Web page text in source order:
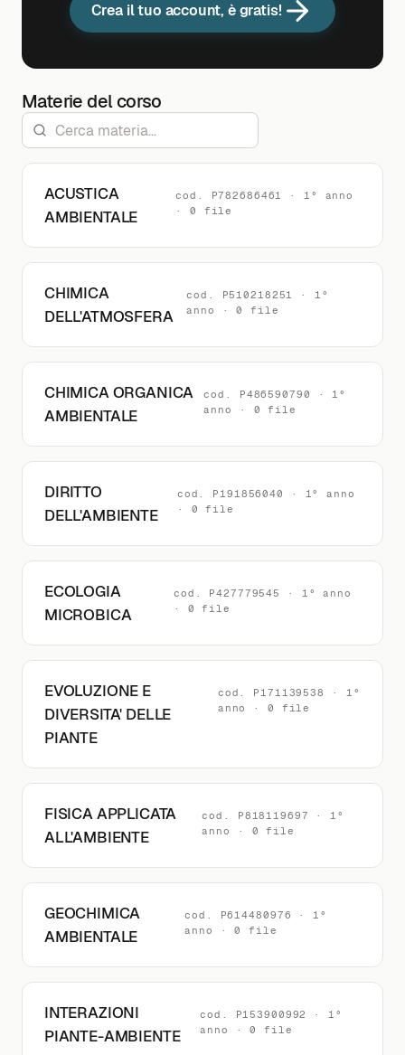
Crea il tuo account, è gratis!
Materie del corso
ACUSTICA
AMBIENTALE
cod. P782686461 · 1° anno
· 0 file
CHIMICA
DELL'ATMOSFERA
cod. P510218251 · 1°
anno · 0 file
CHIMICA ORGANICA
AMBIENTALE
cod. P486590790 · 1°
anno · 0 file
DIRITTO
DELL'AMBIENTE
cod. P191856040 · 1° anno
· 0 file
ECOLOGIA
MICROBICA
cod. P427779545 · 1° anno
· 0 file
EVOLUZIONE E
DIVERSITA' DELLE
PIANTE
cod. P171139538 · 1°
anno · 0 file
FISICA APPLICATA
ALL'AMBIENTE
cod. P818119697 · 1°
anno · 0 file
GEOCHIMICA
AMBIENTALE
cod. P614480976 · 1°
anno · 0 file
INTERAZIONI
PIANTE-AMBIENTE
cod. P153900992 · 1°
anno · 0 file